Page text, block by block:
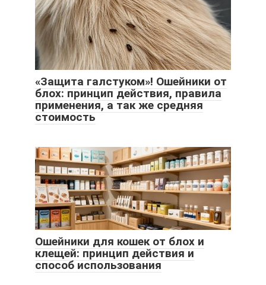
«Защита галстуком»! Ошейники от
блох: принцип действия, правила
применения, а так же средняя
стоимость
Ошейники для кошек от блох и
клещей: принцип действия и
способ использования